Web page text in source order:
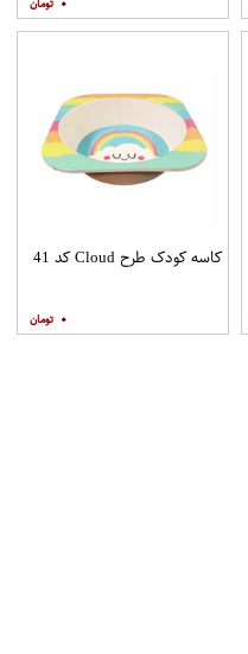
کاسه کودک طرح Cloud کد 41
۰